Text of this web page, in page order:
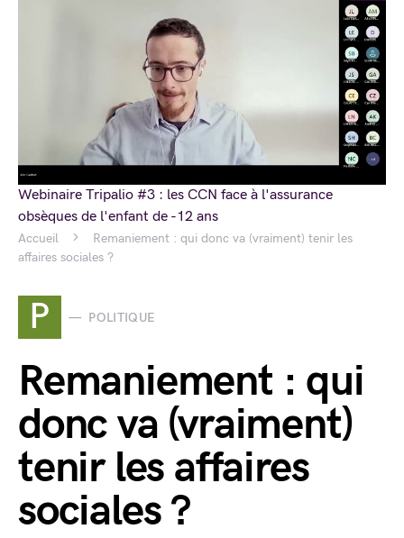
Accueil
Remaniement : qui donc va (vraiment) tenir les
affaires sociales ?
P POLITIQUE
Remaniement : qui
donc va (vraiment)
tenir les affaires
sociales ?
Webinaire Tripalio #3 : les CCN face à l'assurance
obsèques de l'enfant de -12 ans